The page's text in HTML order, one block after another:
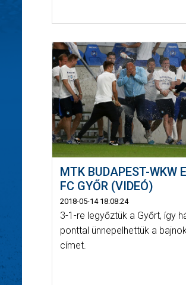
MTK BUDAPEST-WKW
FC GYŐR (VIDEÓ)
2018-05-14 18:08:24
3-1-re legyőztük a Győrt, így
ponttal ünnepelhettük a
címet.